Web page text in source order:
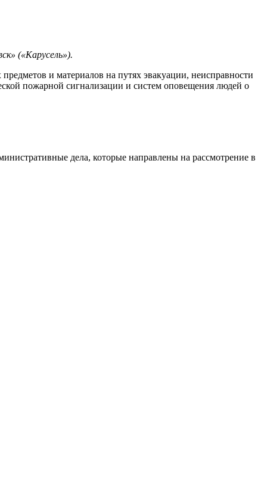
(«Карусель»).
и материалов на путях эвакуации, неисправности
пожарной сигнализации и систем оповещения людей о
дела, которые направлены на рассмотрение в